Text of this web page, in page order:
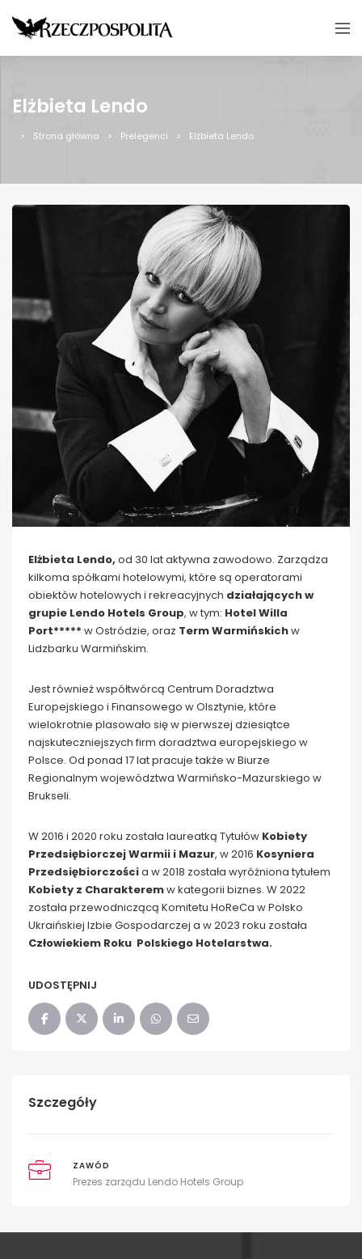
Elżbieta Lendo
Strona główna Prelegenci Elżbieta Lendo
Elżbieta Lendo, od 30 lat aktywna zawodowo. Zarządza
kilkoma spółkami hotelowymi, które są operatorami
obiektów hotelowych i rekreacyjnych działających w
grupie Lendo Hotels Group, w tym: Hotel Willa
Port***** w Ostródzie, oraz Term Warmińskichw
Lidzbarku Warmińskim.
Jest również współtwórcą Centrum Doradztwa
Europejskiego i Finansowego w Olsztynie, które
wielokrotnie plasowało się w pierwszej dziesiątce
najskuteczniejszych firm doradztwa europejskiego w
Polsce. Od ponad 17 lat pracuje także w Biurze
Regionalnym województwa Warmińsko-Mazurskiego w
Brukseli.
W 2016 i 2020 roku została laureatką Tytułów Kobiety
Przedsiębiorczej Warmii i Mazur, w 2016 Kosyniera
Przedsiębiorczościa w 2018 została wyróżniona tytułem
Kobiety z Charakteremw kategorii biznes. W 2022
została przewodniczącą Komitetu HoReCa w Polsko
Ukraińskiej Izbie Gospodarczej a w 2023 roku została
Człowiekiem Roku Polskiego Hotelarstwa.
UDOSTĘPNIJ
Szczegóły
ZAWÓD
Prezes zarządu Lendo Hotels Group